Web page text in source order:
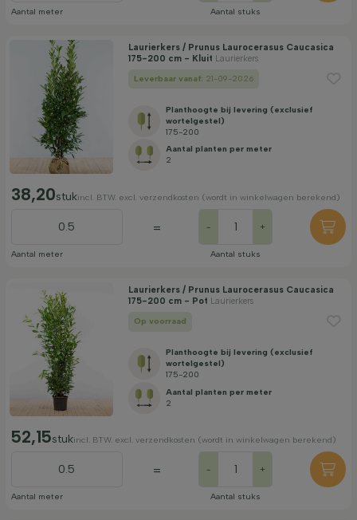
Aantal meter Aantal stuks
Laurierkers / Prunus Laurocerasus Caucasica
175-200 cm - Kluit Laurierkers
Leverbaar vanaf: 21-09-2026
Planthoogte bij levering (exclusief
wortelgestel)
175-200
Aantal planten per meter
2
38,20stukincl. BTW. excl. verzendkosten (wordt in winkelwagen berekend)
Aantal meter
= - +
Aantal stuks
Laurierkers / Prunus Laurocerasus Caucasica
175-200 cm - Pot Laurierkers
Op voorraad
Planthoogte bij levering (exclusief
wortelgestel)
175-200
Aantal planten per meter
2
52,15stukincl. BTW. excl. verzendkosten (wordt in winkelwagen berekend)
Aantal meter
= - +
Aantal stuks